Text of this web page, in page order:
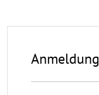
Anmeldung